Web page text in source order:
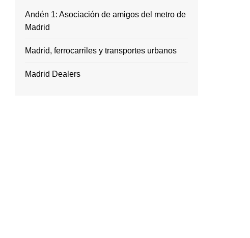
Andén 1: Asociación de amigos del metro de
Madrid
Madrid, ferrocarriles y transportes urbanos
Madrid Dealers